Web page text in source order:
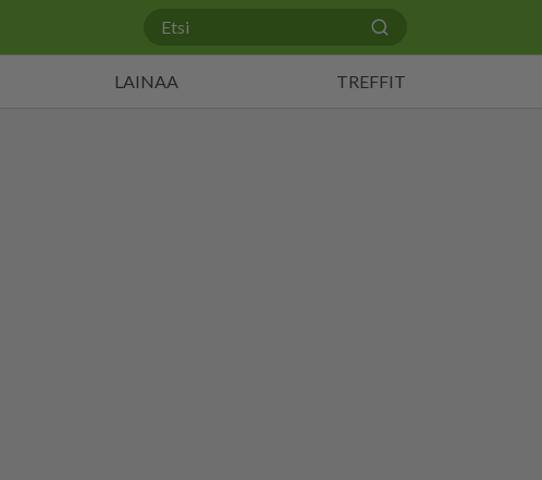
LAINAA TREFFIT